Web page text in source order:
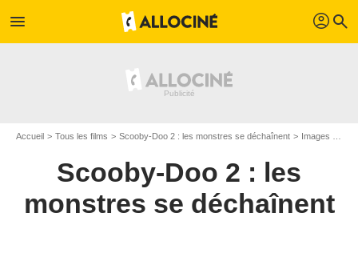
menu profil search
Accueil Tous les films Scooby-Doo 2 : les monstres se déchaînent Images du film Scooby-Doo 2 : les monstres se déchaînent
Scooby-Doo 2 : les
monstres se déchaînent